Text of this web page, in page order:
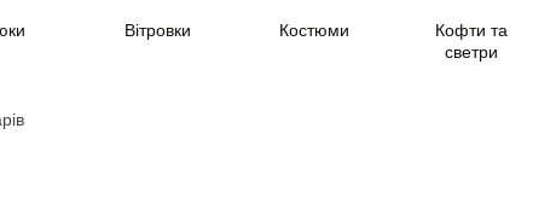
Вітровки Костюми
Кофти та
светри